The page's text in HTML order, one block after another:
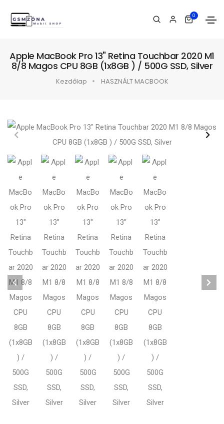
0
Apple MacBook Pro 13" Retina Touchbar 2020 M1
8/8 Magos CPU 8GB (1x8GB ) / 500G SSD, Silver
Kezdőlap HASZNÁLT MACBOOK